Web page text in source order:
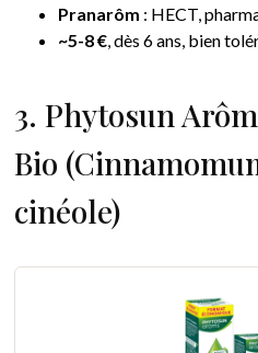
Pranarôm : HECT,
~5-8 €, dès 6 ans, bien
3. Phytosun
Bio
cinéole)